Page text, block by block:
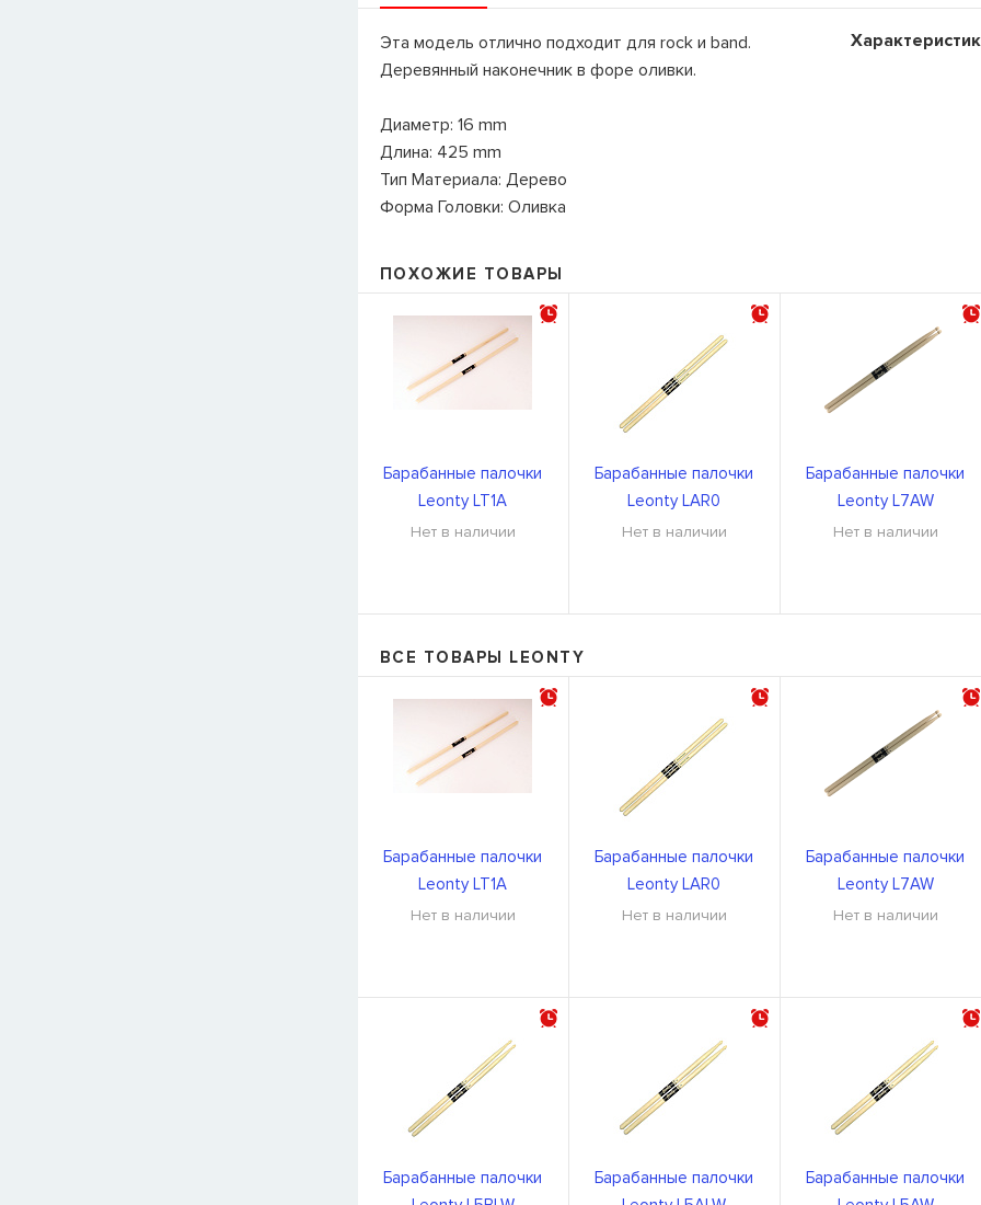
График работы:
пн–чт: 10:00–19:00
Эта модель отлично подходит для rock и band.
Деревянный наконечник в форе оливки.
Диаметр: 16 mm
Длина: 425 mm
Тип Материала: Дерево
Форма Головки: Оливка
ПОХОЖИЕ ТОВАРЫ
Барабанные палочки
Leonty LT1A
Нет в наличии
Барабанные палочки
Leonty LAR0
Нет в наличии
Барабанные палочки
Leonty L7AW
Нет в наличии
ВСЕ ТОВАРЫ LEONTY
Барабанные палочки
Leonty LT1A
Нет в наличии
Барабанные палочки
Leonty LAR0
Нет в наличии
Барабанные палочки
Leonty L7AW
Нет в наличии
Барабанные палочки
Барабанные палочки
Барабанные палочки